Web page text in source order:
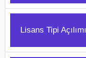
Lisans Tipi Açılımı